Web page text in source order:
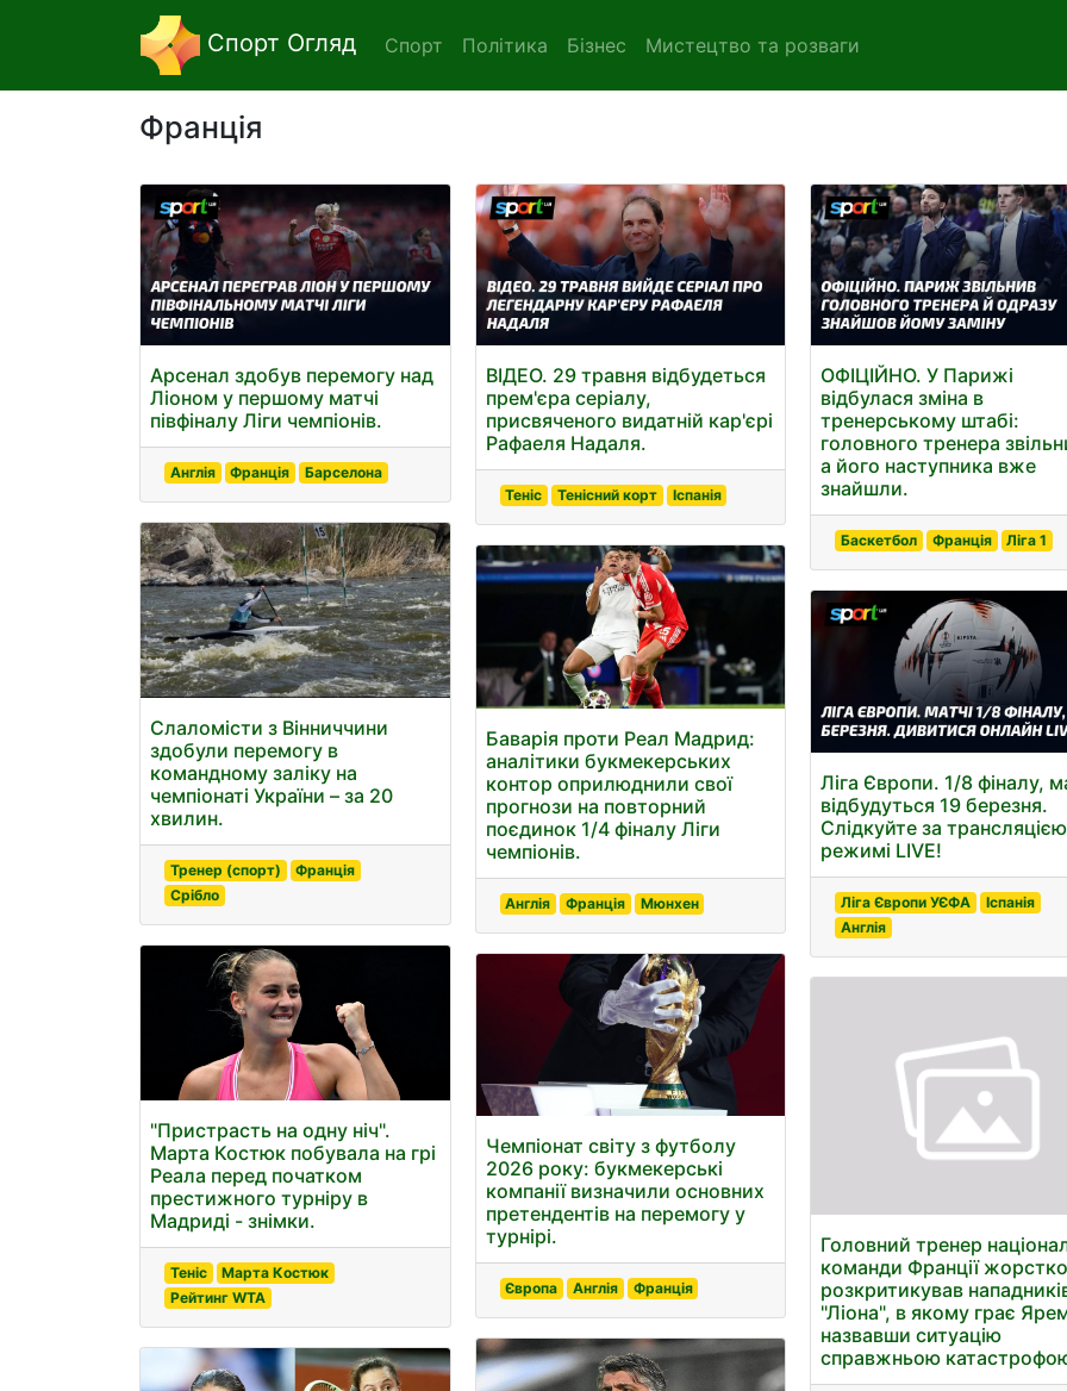
Спорт Огляд Спорт Політика Бізнес Мистецтво та розваги
Франція
Арсенал здобув перемогу над
Ліоном у першому матчі
півфіналу Ліги чемпіонів.
Англія Франція Барселона
Слаломісти з Вінниччини
здобули перемогу в
командному заліку на
чемпіонаті України – за 20
хвилин.
Тренер (спорт)
Франція
Срібло
"Пристрасть на одну ніч".
Марта Костюк побувала на грі
Реала перед початком
престижного турніру в
Мадриді - знімки.
Теніс
Марта Костюк
Рейтинг WTA
ВІДЕО. 29 травня відбудеться
прем'єра серіалу,
присвяченого видатній кар'єрі
Рафаеля Надаля.
Теніс Тенісний корт Іспанія
Баварія проти Реал Мадрид:
аналітики букмекерських
контор оприлюднили свої
прогнози на повторний
поєдинок 1/4 фіналу Ліги
чемпіонів.
Англія Франція Мюнхен
Чемпіонат світу з футболу
2026 року: букмекерські
компанії визначили основних
претендентів на перемогу у
турнірі.
Європа Англія Франція
ОФІЦІЙНО. У Парижі
відбулася зміна в
тренерському штабі:
головного тренера
а його наступника вже
знайшли.
Баскетбол Франція Ліга 1
Ліга Європи. 1/8 фіналу,
відбудуться 19 березня.
Слідкуйте за
режимі LIVE!
Ліга Європи УЄФА
Іспанія
Англія
Головний тренер
команди Франції
розкритикував
"Ліона", в якому грає
назвавши ситуацію
справжньою